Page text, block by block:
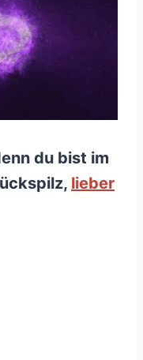
du bist im
lieber